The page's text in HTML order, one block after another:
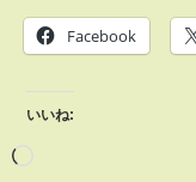
Facebook
いいね: